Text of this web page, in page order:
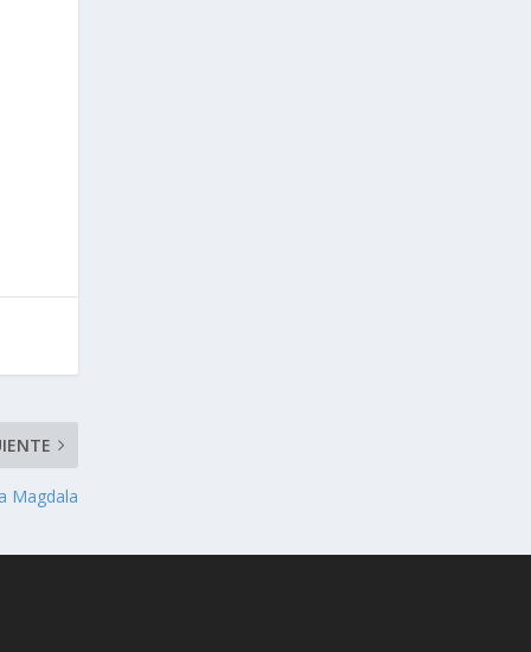
Magdala